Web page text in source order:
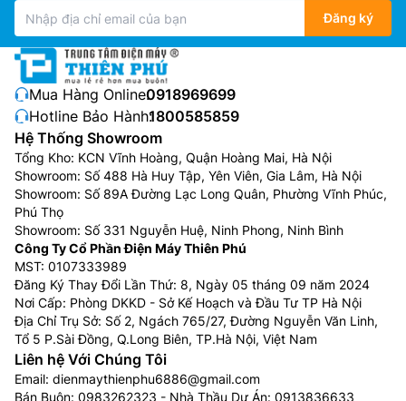
Đăng ký
Mua Hàng Online:0918969699
Hotline Bảo Hành:1800585859
Hệ Thống Showroom
Tổng Kho: KCN Vĩnh Hoàng, Quận Hoàng Mai, Hà Nội
Showroom: Số 488 Hà Huy Tập, Yên Viên, Gia Lâm, Hà Nội
Showroom: Số 89A Đường Lạc Long Quân, Phường Vĩnh Phúc,
Phú Thọ
Showroom: Số 331 Nguyễn Huệ, Ninh Phong, Ninh Bình
Công Ty Cổ Phần Điện Máy Thiên Phú
MST: 0107333989
Đăng Ký Thay Đổi Lần Thứ: 8, Ngày 05 tháng 09 năm 2024
Nơi Cấp: Phòng DKKD - Sở Kế Hoạch và Đầu Tư TP Hà Nội
Địa Chỉ Trụ Sở: Số 2, Ngách 765/27, Đường Nguyễn Văn Linh,
Tổ 5 P.Sài Đồng, Q.Long Biên, TP.Hà Nội, Việt Nam
Liên hệ Với Chúng Tôi
Email: dienmaythienphu6886@gmail.com
Bán Buôn: 0983262323 - Nhà Thầu Dự Án: 0913836633